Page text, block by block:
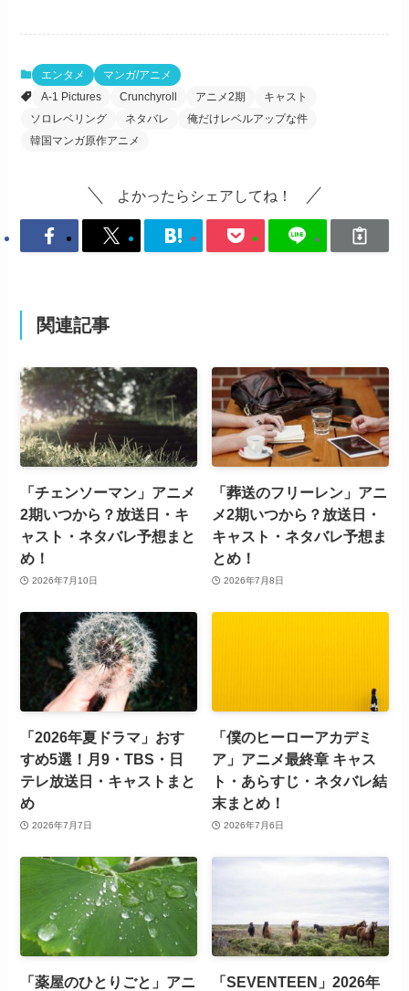
エンタメ
マンガ/アニメ
A-1 Pictures
Crunchyroll アニメ2期
キャスト
ソロレベリング
ネタバレ
俺だけレベルアップな件
韓国マンガ原作アニメ
よかったらシェアしてね！
関連記事
「チェンソーマン」アニメ
2期いつから？放送日・キ
ャスト・ネタバレ予想まと
め！
2026年7月10日
「葬送のフリーレン」アニ
メ2期いつから？放送日・
キャスト・ネタバレ予想ま
とめ！
2026年7月8日
「2026年夏ドラマ」おす
すめ5選！月9・TBS・日
テレ放送日・キャストまと
め
2026年7月7日
「僕のヒーローアカデミ
ア」アニメ最終章 キャス
ト・あらすじ・ネタバレ結
末まとめ！
2026年7月6日
「薬屋のひとりごと」アニ
「SEVENTEEN」2026年